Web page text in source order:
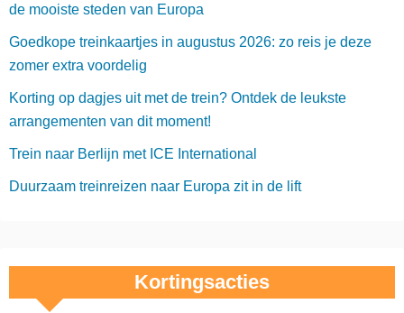
de mooiste steden van Europa
Goedkope treinkaartjes in augustus 2026: zo reis je deze
zomer extra voordelig
Korting op dagjes uit met de trein? Ontdek de leukste
arrangementen van dit moment!
Trein naar Berlijn met ICE International
Duurzaam treinreizen naar Europa zit in de lift
Kortingsacties